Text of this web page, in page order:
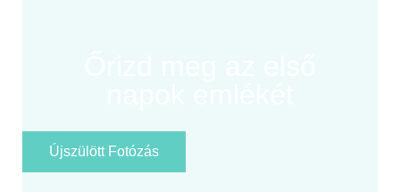
Újszülött Fotózás